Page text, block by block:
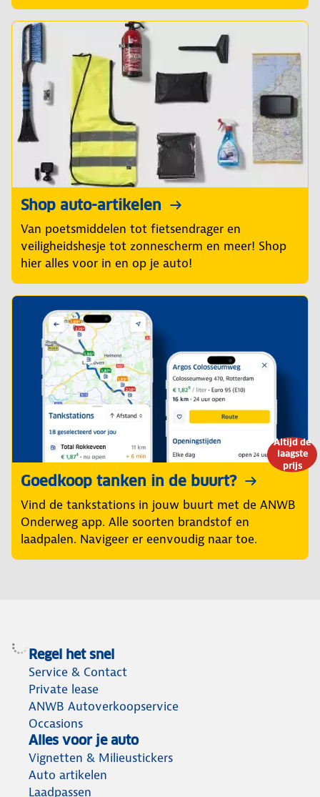
Shop auto-artikelen
Van poetsmiddelen tot fietsendrager en
veiligheidshesje tot zonnescherm en meer! Shop
hier alles voor in en op je auto!
Altijd de
laagste
prijs
Goedkoop tanken in de buurt?
Vind de tankstations in jouw buurt met de ANWB
Onderweg app. Alle soorten brandstof en
laadpalen. Navigeer er eenvoudig naar toe.
Regel het snel
Service & Contact
Private lease
ANWB Autoverkoopservice
Occasions
Alles voor je auto
Vignetten & Milieustickers
Auto artikelen
Laadpassen